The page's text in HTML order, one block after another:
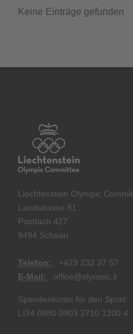
Keine Einträge gefunden
Liechtenstein Olympic
Landstrasse 81
Postfach 427
9494 Schaan
Telefon: +423 232 37 57
E-Mail:
office@olympic.li
Spendenkonto für den Sport:
LI34 0880 0903 2710 1200 4